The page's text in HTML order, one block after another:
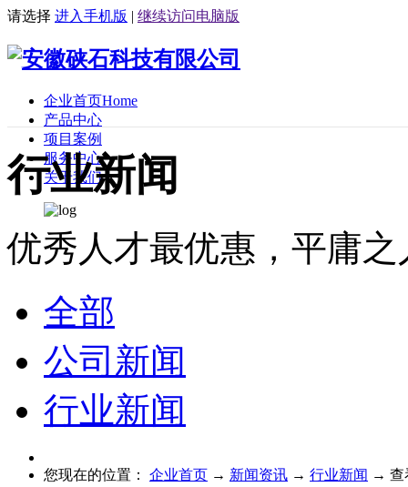
请选择 进入手机版 | 继续访问电脑版
企业首页Home
产品中心
项目案例
服务中心
关于我们
行业新闻
优秀人才最优惠，平庸
全部
公司新闻
行业新闻
您现在的位置： 企业首页 → 新闻资讯 → 行业新闻 → 查